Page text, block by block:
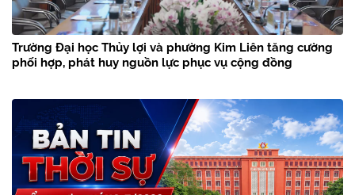
Trường Đại học Thủy lợi và phường Kim Liên tăng cường
phối hợp, phát huy nguồn lực phục vụ cộng đồng